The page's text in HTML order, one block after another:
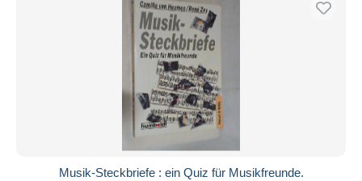
Musik-Steckbriefe : ein Quiz für Musikfreunde.